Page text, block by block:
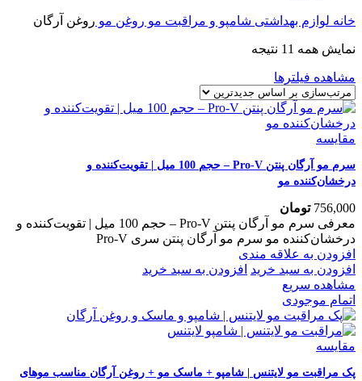
خانه لوازم بهداشتی شامپو و مراقبت مو روغن مو روغن آرگان
نمایش همه 11 نتیجه
مشاهده فیلترها
مقایسه
سرم مو آرگان پنتن Pro-V – حجم 100 میل | تقویت‌کننده و
درخشان‌کننده مو
756,000 تومان
معرفی سرم مو آرگان پنتن Pro-V – حجم 100 میل | تقویت‌کننده و
درخشان‌کننده مو سرم مو آرگان پنتن سری Pro-V
افزودن به علاقه مندی
افزودن به سبد خرید افزودن به سبد خرید
مشاهده سریع
اتمام موجودی
مقایسه
پک مراقبت مو لایتنس | شامپو + ماسک مو + روغن آرگان مناسب موهای